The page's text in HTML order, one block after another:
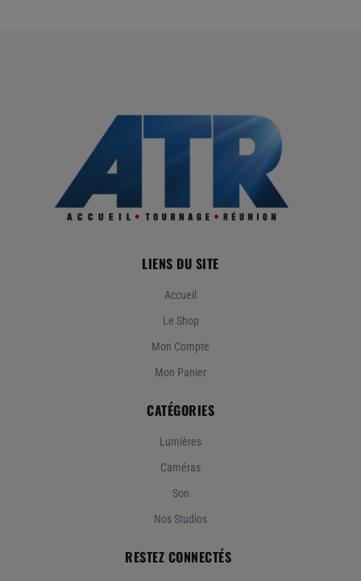
LIENS DU SITE
Accueil
Le Shop
Mon Compte
Mon Panier
CATÉGORIES
Lumières
Caméras
Son
Nos Studios
RESTEZ CONNECTÉS